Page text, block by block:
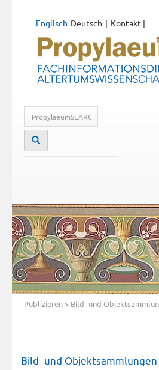
Deutsch
Englisch Kontakt |
Publizieren > Bild- und
Bild- und Objektsammlungen